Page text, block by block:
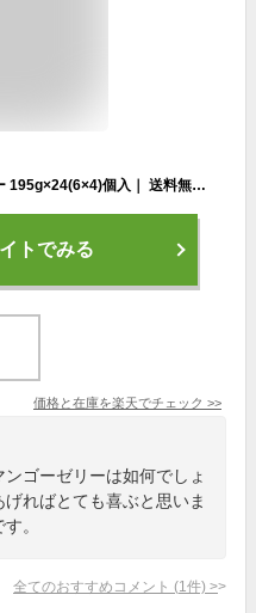
たらみ 濃い0kcal 完熟マンゴーゼリー 195g×24(6×4)個入｜ 送料無料 お菓子 ゼリー おやつ カロリーオフ
トでみる
価格と在庫を楽天でチェック >>
ゴーゼリーは如何でしょ
ればとても喜ぶと思いま
。
全てのおすすめコメント (1 件) >